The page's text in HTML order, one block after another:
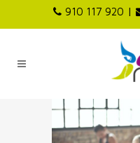
910 117 920 |